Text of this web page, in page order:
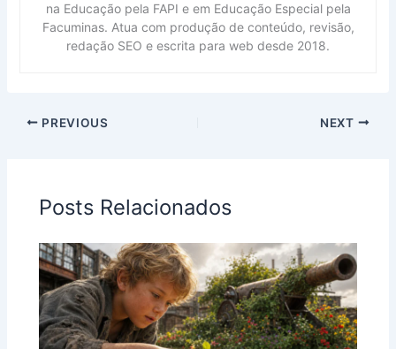
na Educação pela FAPI e em Educação Especial pela
Facuminas. Atua com produção de conteúdo, revisão,
redação SEO e escrita para web desde 2018.
PREVIOUS NEXT
Posts Relacionados